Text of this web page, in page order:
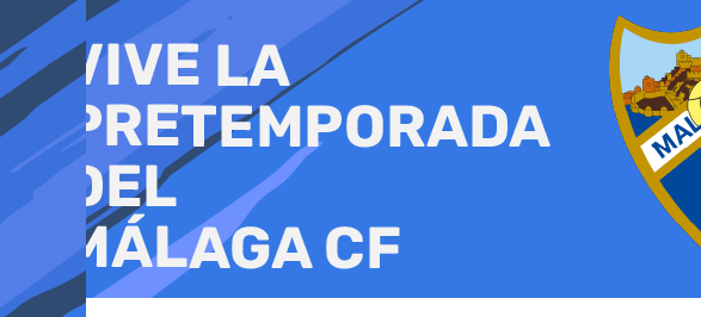
al
contenido